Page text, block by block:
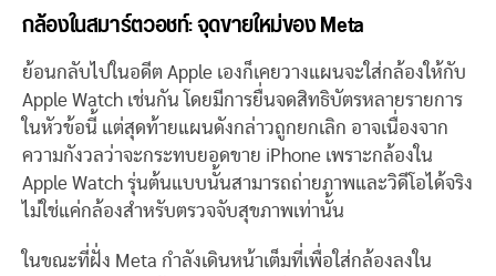
กล้องในสมาร์ตวอชท์: จุดขายใหม่ของ Meta
ย้อนกลับไปในอดีต Apple เองก็เคยวางแผนจะใส่กล้องให้กับ
Apple Watch เช่นกัน โดยมีการยื่นจดสิทธิบัตรหลายรายการ
ในหัวข้อนี้ แต่สุดท้ายแผนดังกล่าวถูกยกเลิก อาจเนื่องจาก
ความกังวลว่าจะกระทบยอดขาย iPhone เพราะกล้องใน
Apple Watch รุ่นต้นแบบนั้นสามารถถ่ายภาพและวิดีโอได้จริง
ไม่ใช่แค่กล้องสำหรับตรวจจับสุขภาพเท่านั้น
ในขณะที่ฝั่ง Meta กำลังเดินหน้าเต็มที่เพื่อใส่กล้องลงใน